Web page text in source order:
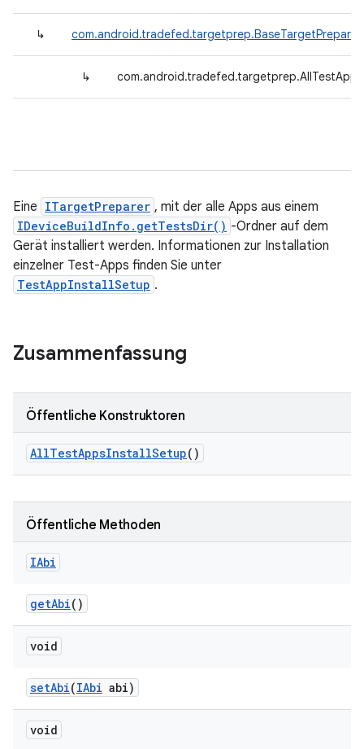
↳ com.android.tradefed.targetprep.BaseTargetPreparer
↳
Eine ITargetPreparer , mit der alle Apps aus einem
IDeviceBuildInfo.getTestsDir() -Ordner auf dem
Gerät installiert werden. Informationen zur Installation
einzelner Test-Apps finden Sie unter
TestAppInstallSetup .
Zusammenfassung
Öffentliche Konstruktoren
AllTestAppsInstallSetup()
Öffentliche Methoden
IAbi
getAbi()
void
setAbi(IAbi abi)
void